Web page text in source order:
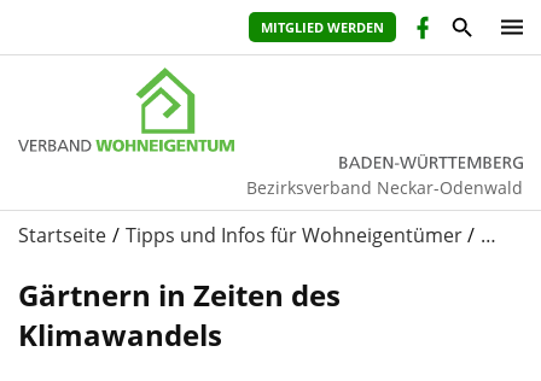
MITGLIED WERDEN
Bezirksverband Neckar-Odenwald
Startseite Tipps und Infos für Wohneigentümer …
Gärtnern in Zeiten des
Klimawandels